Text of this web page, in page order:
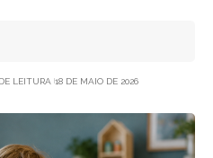
LEITURA 18 DE MAIO DE 2026